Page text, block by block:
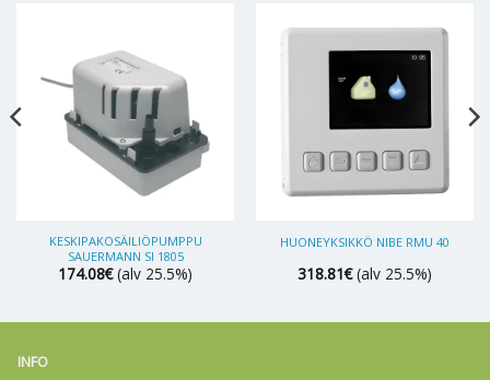
KESKIPAKOSÄILIÖPUMPPU
SAUERMANN SI 1805
174.08€ (alv 25.5%)
HUONEYKSIKKÖ NIBE RMU 40
318.81€ (alv 25.5%)
INFO